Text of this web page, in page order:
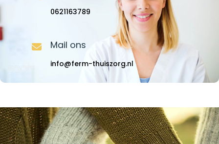
0621163789
Mail ons
info@ferm-thuiszorg.nl